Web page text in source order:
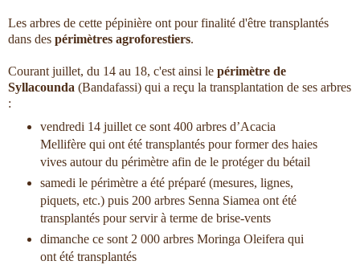
Les arbres de cette pépinière ont pour finalité d'être transplantés
dans des périmètres agroforestiers.
Courant juillet, du 14 au 18, c'est ainsi le périmètre de
Syllacounda (Bandafassi) qui a reçu la transplantation de ses arbres
:
vendredi 14 juillet ce sont 400 arbres d’Acacia
Mellifère qui ont été transplantés pour former des haies
vives autour du périmètre afin de le protéger du bétail
samedi le périmètre a été préparé (mesures, lignes,
piquets, etc.) puis 200 arbres Senna Siamea ont été
transplantés pour servir à terme de brise-vents
dimanche ce sont 2 000 arbres Moringa Oleifera qui
ont été transplantés